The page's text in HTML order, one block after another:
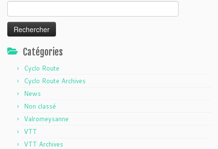
Rechercher :
Catégories
Cyclo Route
Cyclo Route Archives
News
Non classé
Valromeysanne
VTT
VTT Archives